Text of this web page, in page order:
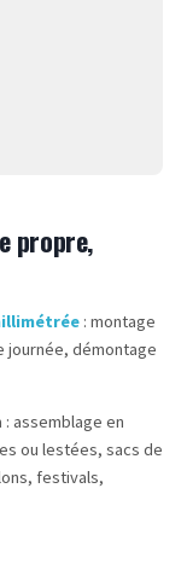
propre,
: montage
journée, démontage
assemblage en
ou lestées, sacs de
festivals,